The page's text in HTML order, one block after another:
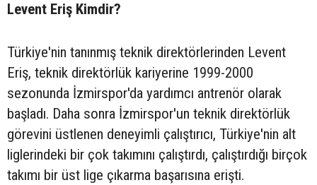
Levent Eriş Kimdir?
Türkiye'nin tanınmış teknik direktörlerinden Levent
Eriş, teknik direktörlük kariyerine 1999-2000
sezonunda İzmirspor'da yardımcı antrenör olarak
başladı. Daha sonra İzmirspor'un teknik direktörlük
görevini üstlenen deneyimli çalıştırıcı, Türkiye'nin alt
liglerindeki bir çok takımını çalıştırdı, çalıştırdığı birçok
takımı bir üst lige çıkarma başarısına erişti.